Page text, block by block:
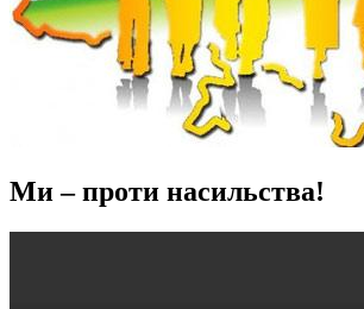
Ми – проти насильства!